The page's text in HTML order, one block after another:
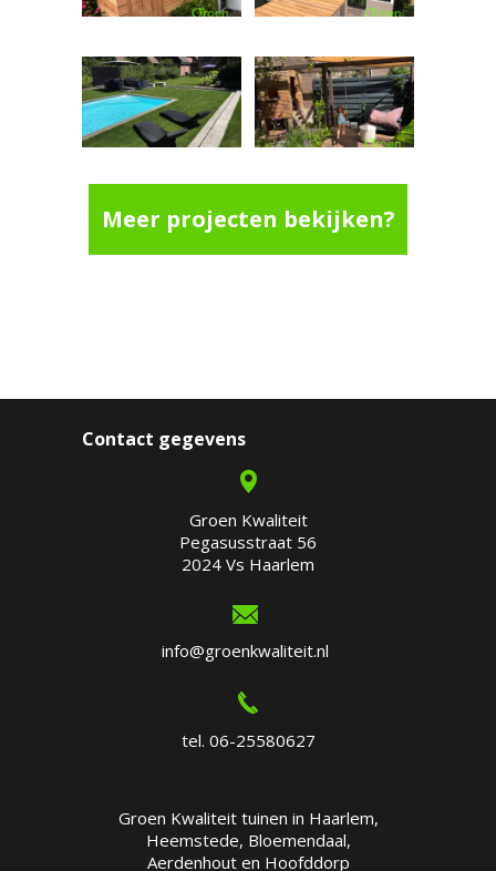
Meer projecten bekijken?
Contact gegevens
Groen Kwaliteit
Pegasusstraat 56
2024 Vs Haarlem
info@groenkwaliteit.nl
tel. 06-25580627
Groen Kwaliteit tuinen in Haarlem,
Heemstede, Bloemendaal,
Aerdenhout en Hoofddorp